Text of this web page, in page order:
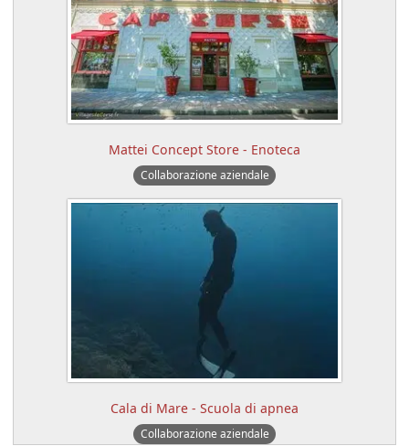
Mattei Concept Store - Enoteca
Collaborazione aziendale
Cala di Mare - Scuola di apnea
Collaborazione aziendale